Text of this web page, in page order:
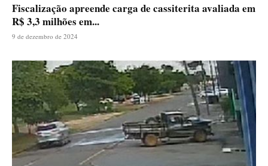
Fiscalização apreende carga de cassiterita avaliada em
R$ 3,3 milhões em...
9 de dezembro de 2024